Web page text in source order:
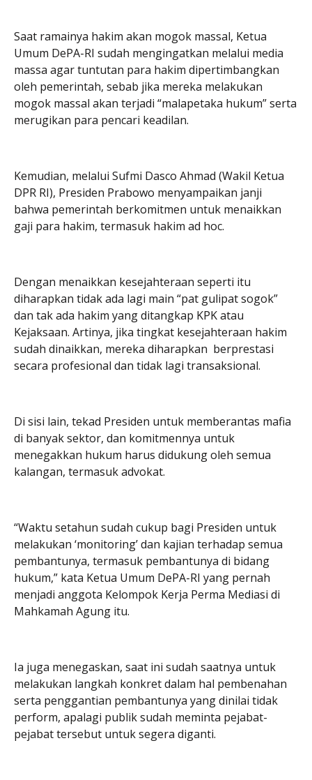
Saat ramainya hakim akan mogok massal, Ketua
Umum DePA-RI sudah mengingatkan melalui media
massa agar tuntutan para hakim dipertimbangkan
oleh pemerintah, sebab jika mereka melakukan
mogok massal akan terjadi “malapetaka hukum” serta
merugikan para pencari keadilan.
Kemudian, melalui Sufmi Dasco Ahmad (Wakil Ketua
DPR RI), Presiden Prabowo menyampaikan janji
bahwa pemerintah berkomitmen untuk menaikkan
gaji para hakim, termasuk hakim ad hoc.
Dengan menaikkan kesejahteraan seperti itu
diharapkan tidak ada lagi main “pat gulipat sogok”
dan tak ada hakim yang ditangkap KPK atau
Kejaksaan. Artinya, jika tingkat kesejahteraan hakim
sudah dinaikkan, mereka diharapkan berprestasi
secara profesional dan tidak lagi transaksional.
Di sisi lain, tekad Presiden untuk memberantas mafia
di banyak sektor, dan komitmennya untuk
menegakkan hukum harus didukung oleh semua
kalangan, termasuk advokat.
“Waktu setahun sudah cukup bagi Presiden untuk
melakukan ‘monitoring’ dan kajian terhadap semua
pembantunya, termasuk pembantunya di bidang
hukum,” kata Ketua Umum DePA-RI yang pernah
menjadi anggota Kelompok Kerja Perma Mediasi di
Mahkamah Agung itu.
Ia juga menegaskan, saat ini sudah saatnya untuk
melakukan langkah konkret dalam hal pembenahan
serta penggantian pembantunya yang dinilai tidak
perform, apalagi publik sudah meminta pejabat-
pejabat tersebut untuk segera diganti.